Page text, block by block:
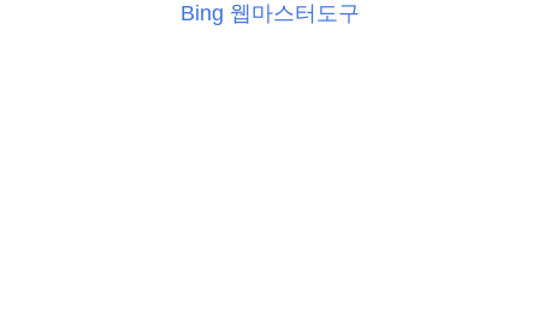
Bing 웹마스터도구